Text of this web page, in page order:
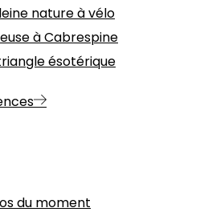
nature à vélo
à Cabrespine
ésotérique
du moment